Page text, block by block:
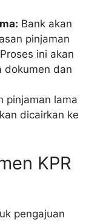
Bank akan
pinjaman
ini akan
dokumen dan
pinjaman lama
dicairkan ke
KPR
pengajuan